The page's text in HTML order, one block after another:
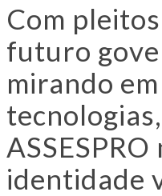
Com
futuro
mirando
tecnologias,
identidade